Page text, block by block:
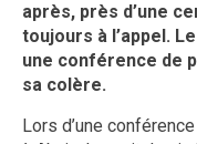
après, près d’une
toujours à l’appel.
une conférence de
sa colère.
Lors d’une